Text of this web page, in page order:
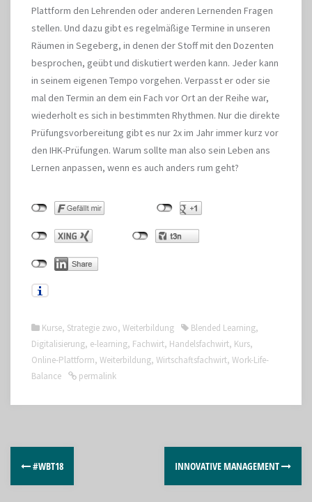
Plattform den Lehrenden oder anderen Lernenden Fragen
stellen. Und dazu gibt es regelmäßige Termine in unseren
Räumen in Segeberg, in denen der Stoff mit den Dozenten
besprochen, geübt und diskutiert werden kann. Jeder kann
in seinem eigenen Tempo vorgehen. Verpasst er oder sie
mal den Termin an dem ein Fach vor Ort an der Reihe war,
wiederholt es sich in bestimmten Rhythmen. Nur die direkte
Prüfungsvorbereitung gibt es nur 2x im Jahr immer kurz vor
den IHK-Prüfungen. Warum sollte man also sein Leben ans
Lernen anpassen, wenn es auch anders rum geht?
Kurse, Strategie zwo, Weiterbildung Blended Learning,
Digitalisierung, e-learning, Fachwirt, Handelsfachwirt, Kurs,
Online-Plattform, Weiterbildung, Wirtschaftsfachwirt, Work-Life-
Balance
permalink
#WBT18 INNOVATIVE MANAGEMENT